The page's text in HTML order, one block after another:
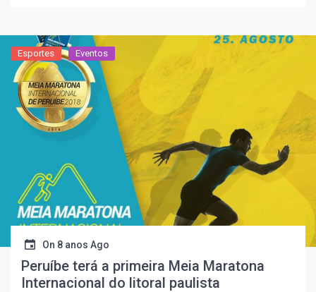
Esportes Eventos
On 8 anos Ago
Peruíbe terá a primeira Meia Maratona
Internacional do litoral paulista